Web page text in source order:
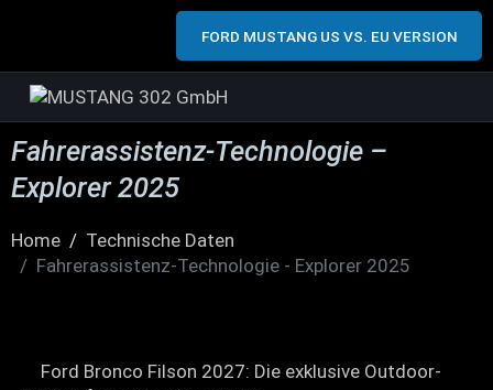
FORD MUSTANG US VS. EU VERSION
Fahrerassistenz-Technologie –
Explorer 2025
Home
Technische Daten
Fahrerassistenz-Technologie - Explorer 2025
Ford Bronco Filson 2027: Die exklusive Outdoor-